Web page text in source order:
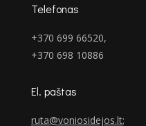
Telefonas
+370 699 66520,
+370 698 10886
El. paštas
ruta@voniosidejos.lt;